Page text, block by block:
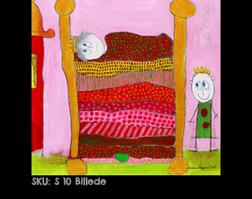
SKU: S 10 Billede